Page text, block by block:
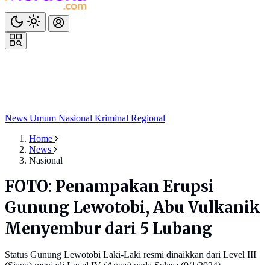
News Umum Nasional Kriminal Regional
Home
News
Nasional
FOTO: Penampakan Erupsi
Gunung Lewotobi, Abu Vulkanik
Menyembur dari 5 Lubang
Status Gunung Lewotobi Laki-Laki resmi dinaikkan dari Level III